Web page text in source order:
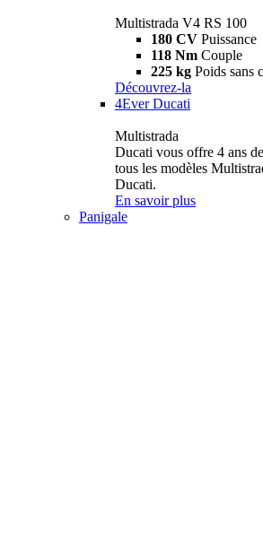
Multistrada V4 RS 100
180 CV Puissance
118 Nm Couple
225 kg Poids sans
Découvrez-la
4Ever Ducati
Multistrada
Ducati vous offre 4 ans
tous les modèles
Ducati.
En savoir plus
Panigale